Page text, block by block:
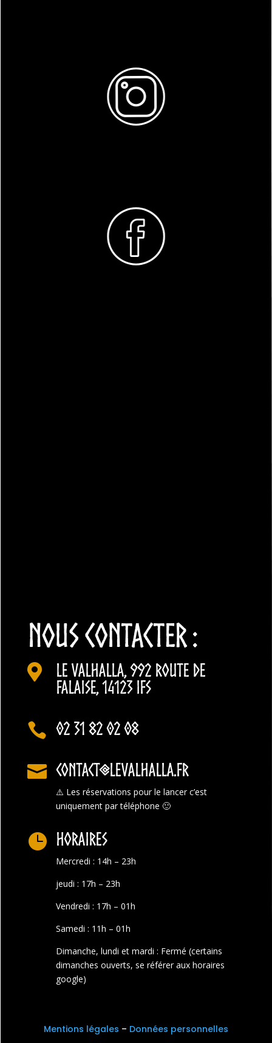
NOUS CONTACTER :

Le Valhalla, 992 Route de
Falaise, 14123 Ifs
 02 31 82 02 08
 contact@levalhalla.fr
⚠️ Les réservations pour le lancer c’est
uniquement par téléphone 🙂
 Horaires
Mercredi : 14h – 23h
jeudi : 17h – 23h
Vendredi : 17h – 01h
Samedi : 11h – 01h
Dimanche, lundi et mardi : Fermé (certains
dimanches ouverts, se référer aux horaires
google)
Mentions légales – Données personnelles